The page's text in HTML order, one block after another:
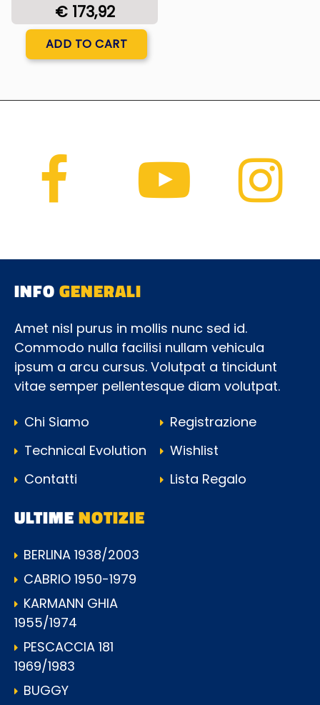
€ 173,92
ADD TO CART
INFOGENERALI
Amet nisl purus in mollis nunc sed id.
Commodo nulla facilisi nullam vehicula
ipsum a arcu cursus. Volutpat a tincidunt
vitae semper pellentesque diam volutpat.
Chi Siamo
Technical Evolution
Contatti
Registrazione
Wishlist
Lista Regalo
ULTIMENOTIZIE
BERLINA 1938/2003
CABRIO 1950-1979
KARMANN GHIA
1955/1974
PESCACCIA 181
1969/1983
BUGGY